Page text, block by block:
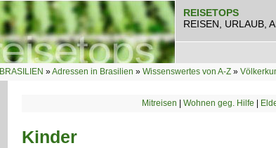
REISETOPS
REISEN, URLAUB,
BRASILIEN »Adressen in Brasilien » Wissenswertes von A-Z »
Mitreisen Wohnen geg. Hilfe
Kinder